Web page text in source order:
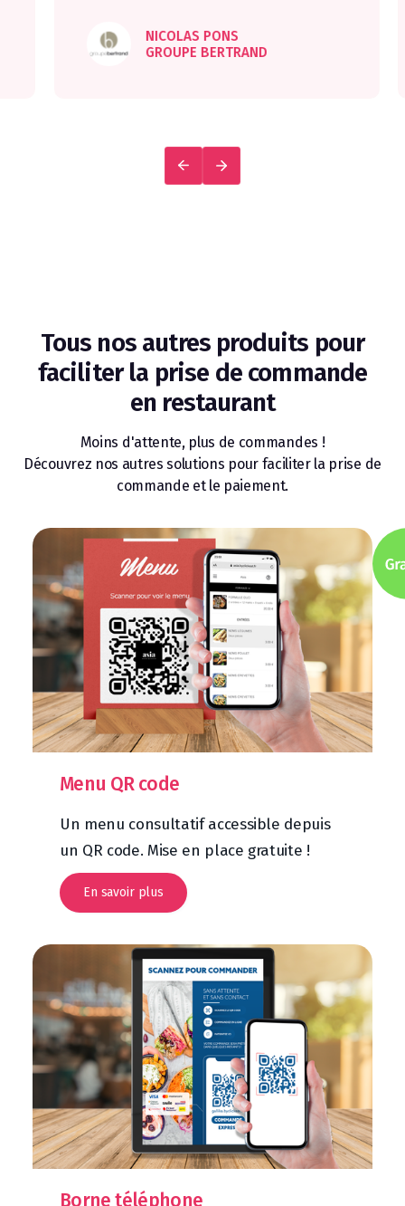
NICOLAS PONS
GROUPE BERTRAND
Tous nos autres produits pour
faciliter la prise de commande
en restaurant
Moins d'attente, plus de commandes !
Découvrez nos autres solutions pour faciliter la prise de
commande et le paiement.
Menu QR code
Un menu consultatif accessible depuis
un QR code. Mise en place gratuite !
En savoir plus
Borne téléphone